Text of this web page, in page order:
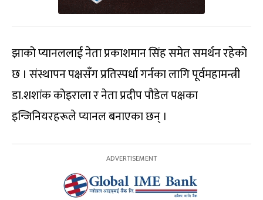
झाको प्यानललाई नेता प्रकाशमान सिंह समेत समर्थन रहेको
छ । संस्थापन पक्षसँग प्रतिस्पर्धा गर्नका लागि पूर्वमहामन्त्री
डा.शशांक कोइराला र नेता प्रदीप पौडेल पक्षका
इन्जिनियरहरूले प्यानल बनाएका छन् ।